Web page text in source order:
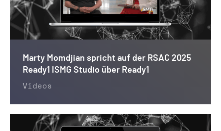
Marty Momdjian spricht auf der RSAC 2025
Ready1 ISMG Studio über Ready1
Videos